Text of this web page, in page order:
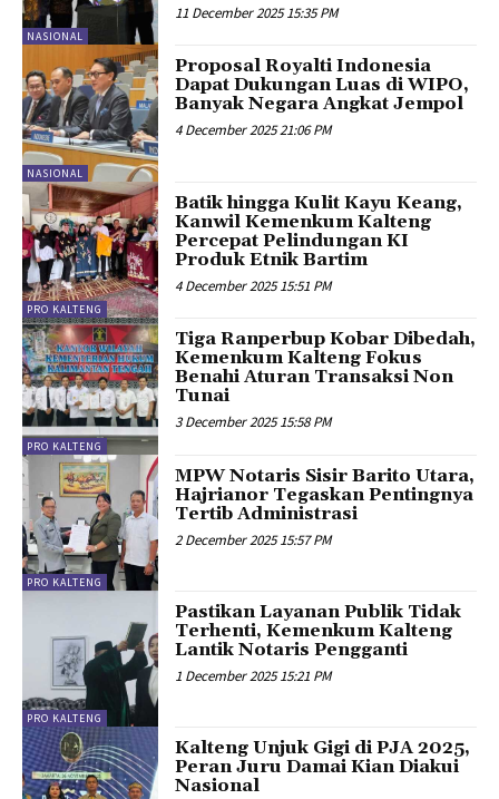
NASIONAL
11 December 2025 15:35 PM
NASIONAL
Proposal Royalti Indonesia
Dapat Dukungan Luas di WIPO,
Banyak Negara Angkat Jempol
4 December 2025 21:06 PM
PRO KALTENG
Batik hingga Kulit Kayu Keang,
Kanwil Kemenkum Kalteng
Percepat Pelindungan KI
Produk Etnik Bartim
4 December 2025 15:51 PM
PRO KALTENG
Tiga Ranperbup Kobar Dibedah,
Kemenkum Kalteng Fokus
Benahi Aturan Transaksi Non
Tunai
3 December 2025 15:58 PM
PRO KALTENG
MPW Notaris Sisir Barito Utara,
Hajrianor Tegaskan Pentingnya
Tertib Administrasi
2 December 2025 15:57 PM
PRO KALTENG
Pastikan Layanan Publik Tidak
Terhenti, Kemenkum Kalteng
Lantik Notaris Pengganti
1 December 2025 15:21 PM
Kalteng Unjuk Gigi di PJA 2025,
Peran Juru Damai Kian Diakui
Nasional